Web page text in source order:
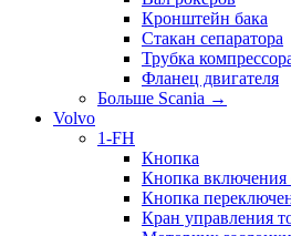
Кронштейн бака
Стакан сепаратора
Трубка
Фланец двигателя
Больше Scania →
Volvo
1-FH
Кнопка
Кнопка включения
Кнопка
Кран управления